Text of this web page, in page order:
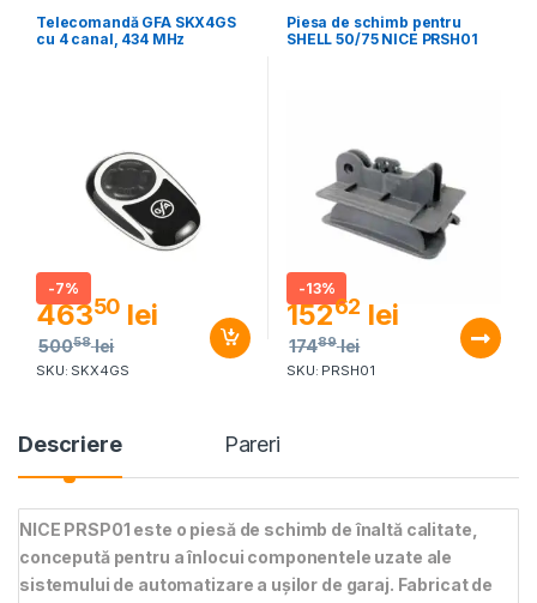
Telecomandă GFA SKX4GS
cu 4 canal, 434 MHz
-7%
46350 lei
50058 lei
SKU: SKX4GS
Piesa de schimb pentru
SHELL 50/75 NICE PRSH01
-13%
15262 lei
17489 lei
SKU: PRSH01
Descriere Pareri
NICE PRSP01 este o piesă de schimb de înaltă calitate,
concepută pentru a înlocui componentele uzate ale
sistemului de automatizare a ușilor de garaj. Fabricat de